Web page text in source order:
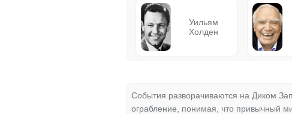
Уильям
Холден
События разворачиваются на Диком
ограбление, понимая, что привычный